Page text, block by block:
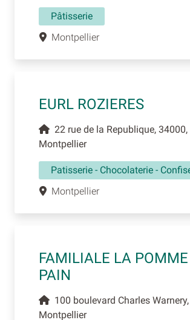
Pâtisserie
Montpellier
EURL ROZIERES
22 rue de la Republique, 34000,
Montpellier
Patisserie - Chocolaterie -
Montpellier
FAMILIALE LA POMME
PAIN
100 boulevard Charles
Montpellier